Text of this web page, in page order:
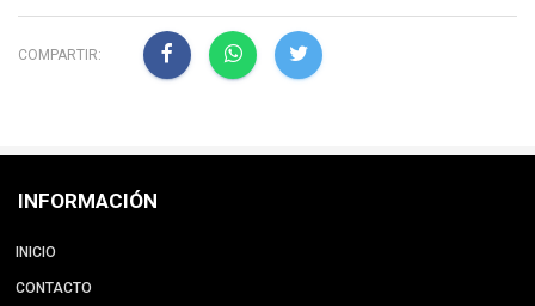
COMPARTIR:
INFORMACIÓN
INICIO
CONTACTO